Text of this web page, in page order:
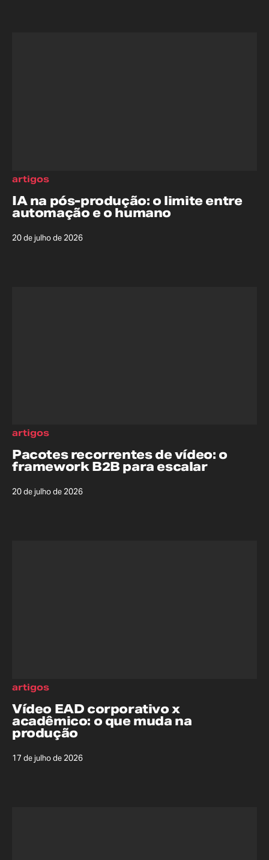
IA na pós-produção: o limite entre
automação e o humano
20 de julho de 2026
artigos
Pacotes recorrentes de vídeo: o
framework B2B para escalar
20 de julho de 2026
artigos
Vídeo EAD corporativo x
acadêmico: o que muda na
produção
17 de julho de 2026
artigos